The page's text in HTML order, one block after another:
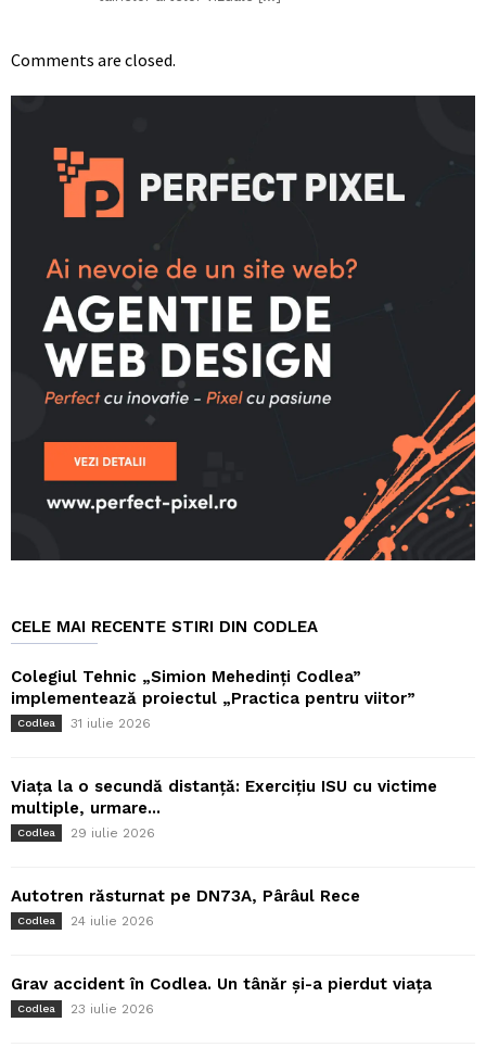
Comments are closed.
CELE MAI RECENTE STIRI DIN CODLEA
Colegiul Tehnic „Simion Mehedinți Codlea”
implementează proiectul „Practica pentru viitor”
Codlea 31 iulie 2026
Viața la o secundă distanță: Exercițiu ISU cu victime
multiple, urmare...
Codlea 29 iulie 2026
Autotren răsturnat pe DN73A, Pârâul Rece
Codlea 24 iulie 2026
Grav accident în Codlea. Un tânăr și-a pierdut viața
Codlea 23 iulie 2026